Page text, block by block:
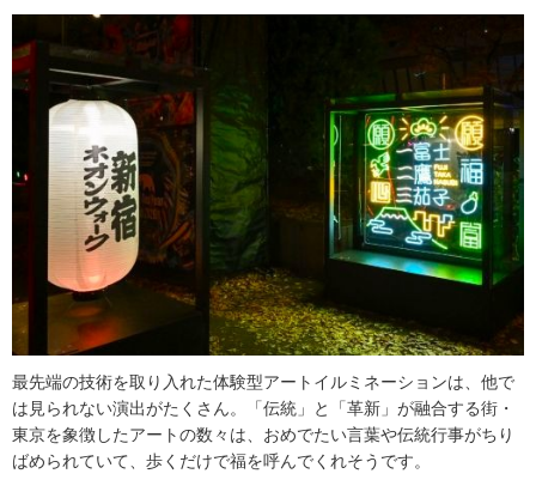
最先端の技術を取り入れた体験型アートイルミネーションは、他で
は見られない演出がたくさん。「伝統」と「革新」が融合する街・
東京を象徴したアートの数々は、おめでたい言葉や伝統行事がちり
ばめられていて、歩くだけで福を呼んでくれそうです。